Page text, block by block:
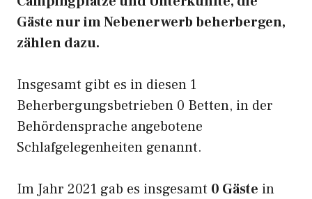
Gäste nur im Nebenerwerb beherbergen,
zählen dazu.
Insgesamt gibt es in diesen 1
Beherbergungsbetrieben 0 Betten, in der
Behördensprache angebotene
Schlafgelegenheiten genannt.
Im Jahr 2021 gab es insgesamt 0 Gäste in